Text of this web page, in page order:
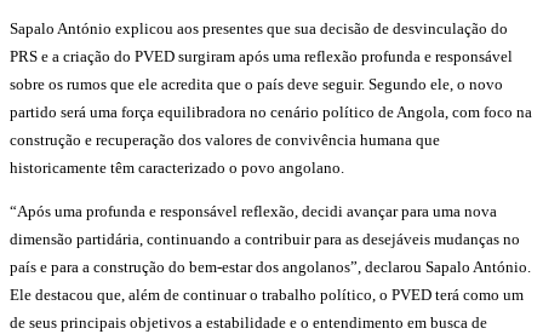
Sapalo António explicou aos presentes que sua decisão de desvinculação do
PRS e a criação do PVED surgiram após uma reflexão profunda e responsável
sobre os rumos que ele acredita que o país deve seguir. Segundo ele, o novo
partido será uma força equilibradora no cenário político de Angola, com foco na
construção e recuperação dos valores de convivência humana que
historicamente têm caracterizado o povo angolano.
“Após uma profunda e responsável reflexão, decidi avançar para uma nova
dimensão partidária, continuando a contribuir para as desejáveis mudanças no
país e para a construção do bem-estar dos angolanos”, declarou Sapalo António.
Ele destacou que, além de continuar o trabalho político, o PVED terá como um
de seus principais objetivos a estabilidade e o entendimento em busca de